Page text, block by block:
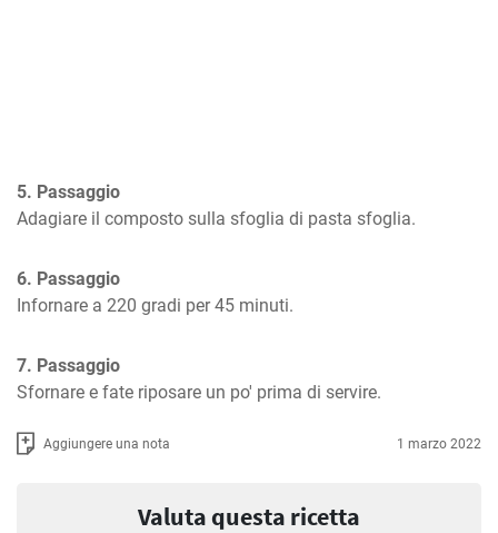
5. Passaggio
Adagiare il composto sulla sfoglia di pasta sfoglia.
6. Passaggio
Infornare a 220 gradi per 45 minuti.
7. Passaggio
Sfornare e fate riposare un po' prima di servire.
Aggiungere una nota 1 marzo 2022
Valuta questa ricetta